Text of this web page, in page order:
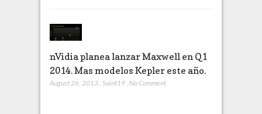
nVidia planea lanzar Maxwell en Q1
2014. Mas modelos Kepler este año.
August 26, 2013, Saint19, No Comment